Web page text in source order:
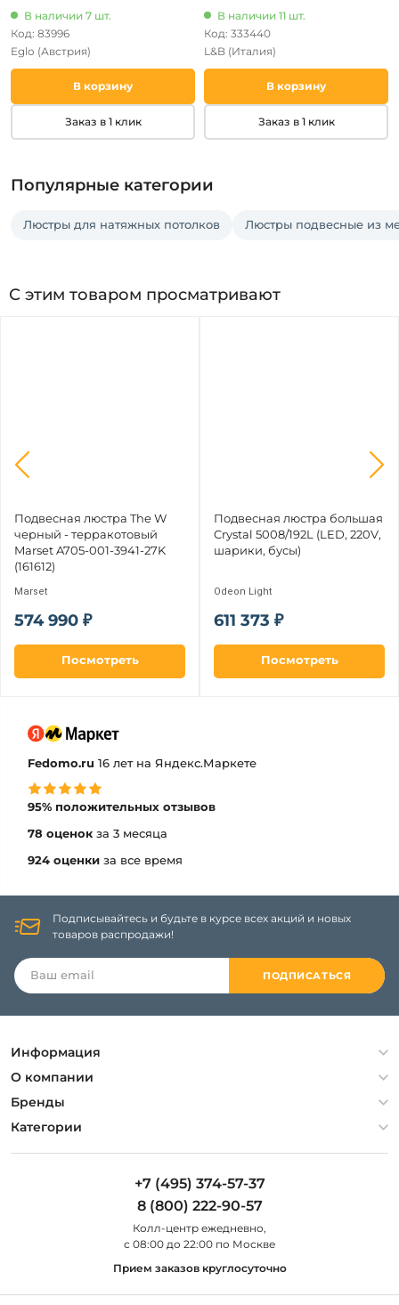
В наличии 7 шт.
Код: 83996
Eglo (Австрия)
В корзину
Заказ в 1 клик
В наличии 11 шт.
Код: 333440
L&B (Италия)
В корзину
Заказ в 1 клик
Популярные категории
Люстры для натяжных потолков Люстры подвесные из
С этим товаром просматривают
Подвесная люстра The W
черный - терракотовый
Marset A705-001-3941-27K
(161612)
Marset
574 990 ₽
Посмотреть
Подвесная люстра большая
Crystal 5008/192L (LED, 220V,
шарики, бусы)
Odeon Light
611 373 ₽
Посмотреть
Fedomo.ru 16 лет на Яндекс.Маркете
95% положительных отзывов
78 оценок за 3 месяца
924 оценки за все время
Подписывайтесь и будьте в курсе всех акций и новых
товаров распродажи!
ПОДПИСАТЬСЯ
Информация
Политика конфиденциальности
Гарантия
Оплата и доставка
О компании
О компании
Контакты
Бренды
Artelamp
Категории
Люстры
Уличные светильники
+7 (495) 374-57-37
8 (800) 222-90-57
Колл-центр eжедневно,
с 08:00 до 22:00 по Москве
Прием заказов круглосуточно